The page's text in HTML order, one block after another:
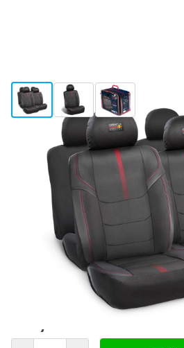
View larger imageView larger image
View larger
Envío en 1-2 días
Elija un número
1 unidad
2 unidades
5 unidades